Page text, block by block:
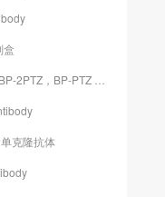
盒
BP-PTZ 提供定制合成
克隆抗体